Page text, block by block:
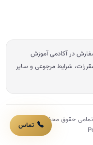
در آکادمی آموزش
شرایط مرجوعی و سایر
تماس